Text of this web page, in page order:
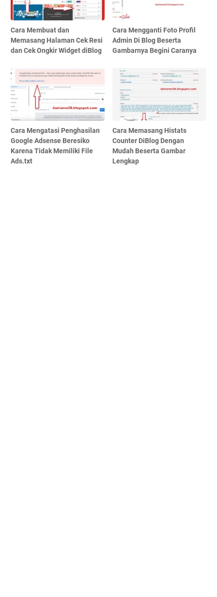
Cara Membuat dan
Memasang Halaman Cek Resi
dan Cek Ongkir Widget diBlog
Cara Mengganti Foto Profil
Admin Di Blog Beserta
Gambarnya Begini Caranya
Cara Mengatasi Penghasilan
Google Adsense Beresiko
Karena Tidak Memiliki File
Ads.txt
Cara Memasang Histats
Counter DiBlog Dengan
Mudah Beserta Gambar
Lengkap